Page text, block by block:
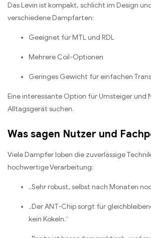
Das Levin ist kompakt, schlicht im Design
verschiedene Dampfarten:
Geeignet für MTL und RDL
Mehrere Coil-Optionen
Geringes Gewicht für einfachen
Eine interessante Option für Umsteiger und
Alltagsgerät suchen.
Was sagen Nutzer und
Viele Dampfer loben die zuverlässige
hochwertige Verarbeitung:
„Sehr robust, selbst nach Monaten
„Der ANT-Chip sorgt für
kein Kokeln.“